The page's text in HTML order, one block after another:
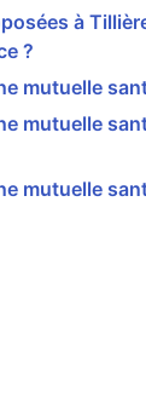
à
?
mutuelle
mutuelle
mutuelle